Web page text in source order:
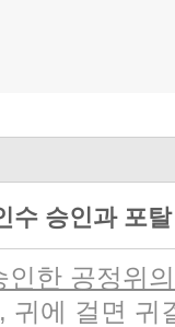
수 승인과 포탈
한 공정위
귀에 걸면 귀